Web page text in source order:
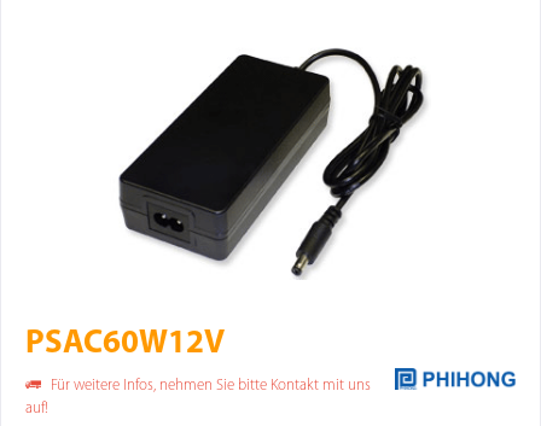
PSAC60W12V
Für weitere Infos, nehmen Sie bitte Kontakt mit uns
auf!